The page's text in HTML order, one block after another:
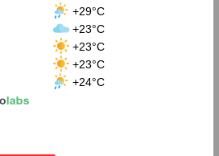
+29°C
+23°C
+23°C
+23°C
+24°C